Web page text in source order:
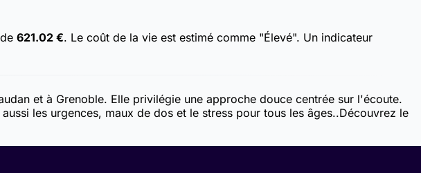
621.02 €. Le coût de la vie est estimé comme "Élevé". Un indicateur
et à Grenoble. Elle privilégie une approche douce centrée sur l'écoute.
les urgences, maux de dos et le stress pour tous les âges..Découvrez le